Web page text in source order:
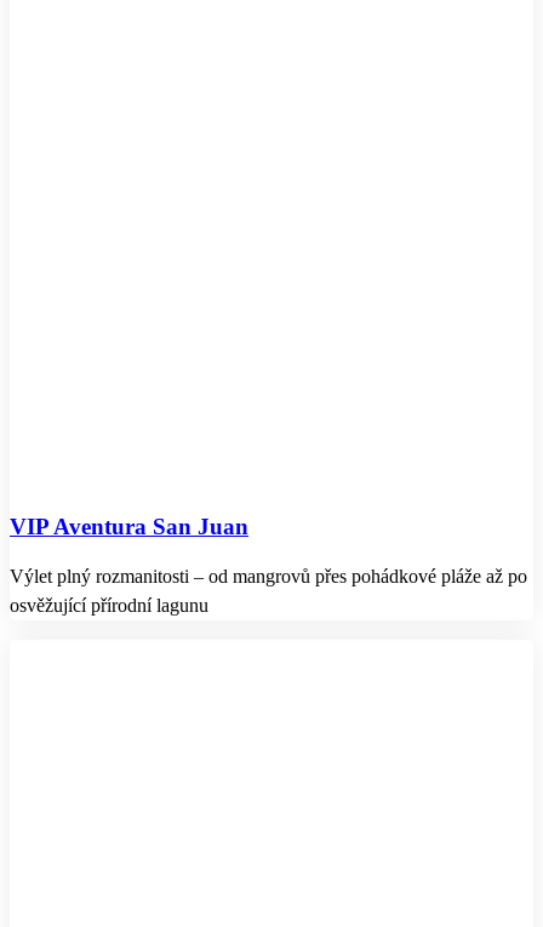
VIP Aventura San Juan
Výlet plný rozmanitosti – od mangrovů přes pohádkové pláže až po
osvěžující přírodní lagunu